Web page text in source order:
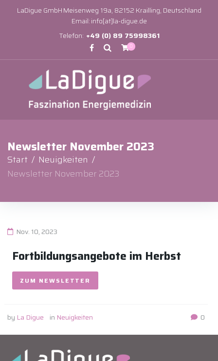
LaDigue GmbHMeisenweg 19a, 82152 Krailling, Deutschland
Email:info[at]la-digue.de
Telefon: +49 (0) 89 75998361
0
Newsletter November 2023
Start / Neuigkeiten /
Newsletter November 2023
Nov. 10, 2023
Fortbildungsangebote im Herbst
ZUM NEWSLETTER
by La Digue in Neuigkeiten 0